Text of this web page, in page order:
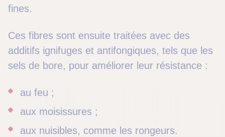
fines.
Ces fibres sont ensuite traitées avec des
additifs ignifuges et antifongiques, tels que les
sels de bore, pour améliorer leur résistance :
au feu ;
aux moisissures ;
aux nuisibles, comme les rongeurs.